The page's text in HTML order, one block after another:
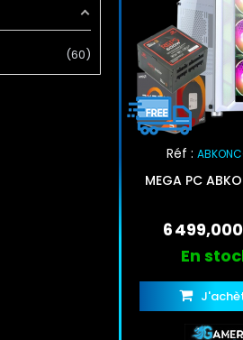
60
Réf :
MEGA PC
6
En